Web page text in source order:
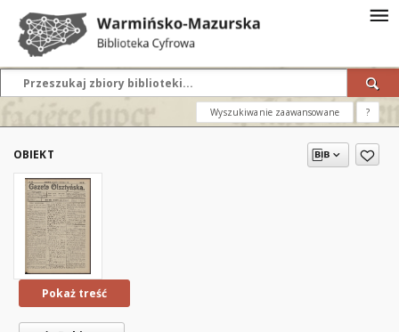
Wyszukiwanie zaawansowane ?
OBIEKT
Pokaż treść